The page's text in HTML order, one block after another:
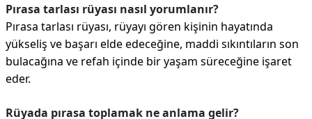
Pırasa tarlası rüyası nasıl yorumlanır?
Pırasa tarlası rüyası, rüyayı gören kişinin hayatında
yükseliş ve başarı elde edeceğine, maddi sıkıntıların son
bulacağına ve refah içinde bir yaşam süreceğine işaret
eder.
Rüyada pırasa toplamak ne anlama gelir?